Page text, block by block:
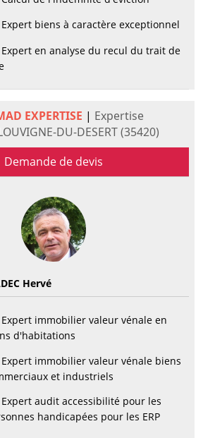
Expert biens à caractère exceptionnel
Expert en analyse du recul du trait de
EXPERTISE | Expertise
DU-DESERT (35420)
Demande de devis
Hervé
Expert immobilier valeur vénale en
d'habitations
Expert immobilier valeur vénale biens
et industriels
Expert audit accessibilité pour les
handicapées pour les ERP